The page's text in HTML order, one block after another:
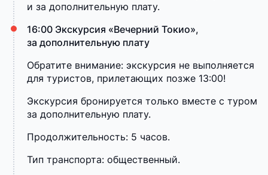
и за дополнительную плату.
16:00 Экскурсия «Вечерний Токио»,
за дополнительную плату
Обратите внимание: экскурсия не выполняется
для туристов, прилетающих позже 13:00!
Экскурсия бронируется только вместе с туром
за дополнительную плату.
Продолжительность: 5 часов.
Тип транспорта: общественный.